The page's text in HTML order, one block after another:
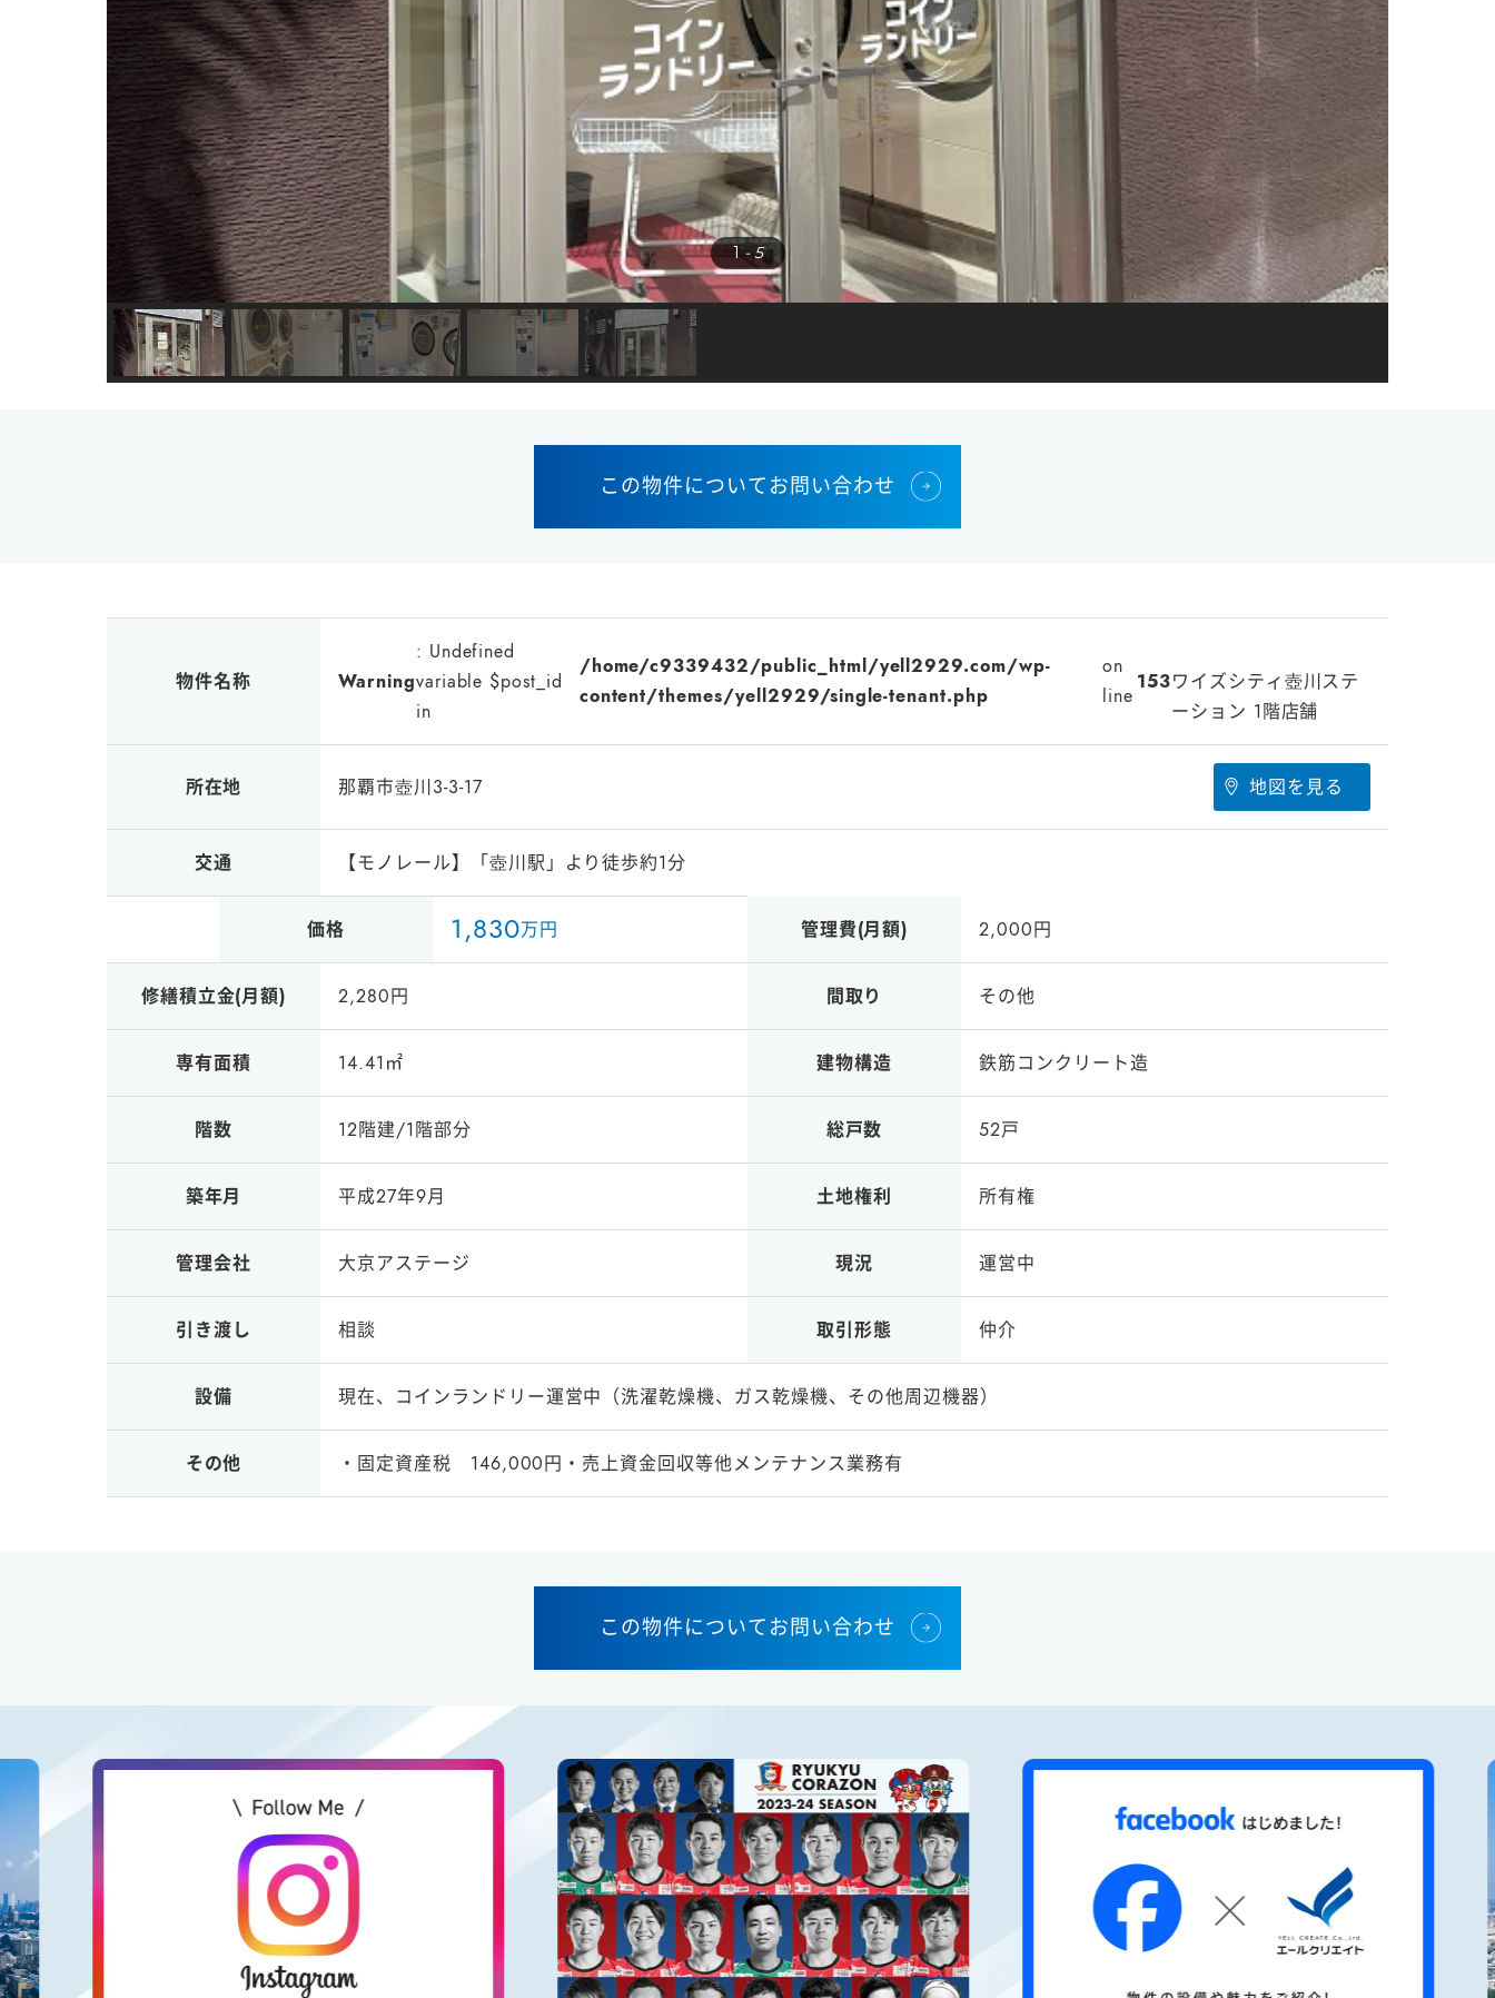
1- 5
この物件についてお問い合わせ
物件名称 Warning
: Undefined
variable $post_id
in
/home/c9339432/public_html/yell2929.com/wp-
content/themes/yell2929/single-tenant.php
on
line
153ワイズシティ壺川ステ
ーション 1階店舗
所在地 那覇市壺川3-3-17 地図を見る
交通 【モノレール】「壺川駅」より徒歩約1分
価格 1,830万円 管理費(月額) 2,000円
修繕積立金(月額) 2,280円 間取り その他
専有面積 14.41㎡ 建物構造 鉄筋コンクリート造
階数 12階建/1階部分 総戸数 52戸
築年月 平成27年9月 土地権利 所有権
管理会社 大京アステージ 現況 運営中
引き渡し 相談 取引形態 仲介
設備 現在、コインランドリー運営中（洗濯乾燥機、ガス乾燥機、その他周辺機器）
その他 ・固定資産税 146,000円 ・売上資金回収等他メンテナンス業務有
この物件についてお問い合わせ